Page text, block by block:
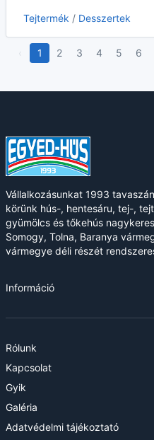
Tejtermék / Desszertek
‹ 1 2 3 4 5 6
Vállalkozásunkat 1993
körünk hús-, hentesáru, tej-,
gyümölcs és tőkehús
Somogy, Tolna, Baranya
vármegye déli részét
Információ
Rólunk
Kapcsolat
Gyik
Galéria
Adatvédelmi tájékoztató